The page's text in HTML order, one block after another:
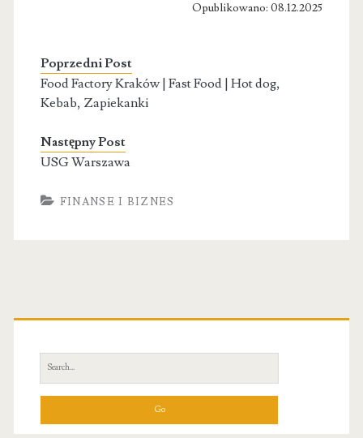
Opublikowano: 08.12.2025
Poprzedni Post
Food Factory Kraków | Fast Food | Hot dog,
Kebab, Zapiekanki
Następny Post
USG Warszawa
FINANSE I BIZNES
Primary
Sidebar
Search
for: